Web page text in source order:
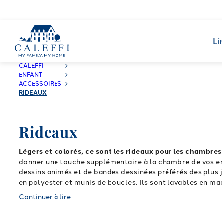
CALEFFI
ENFANT
ACCESSOIRES
RIDEAUX
Rideaux
Légers et colorés, ce sont les rideaux pour les
donner une touche supplémentaire à la chambre de vos
dessins animés et de bandes dessinées préférés des
en polyester et munis de boucles. Ils sont lavables en
certitude d\'avoir choisi pour la chambre de leurs
Continuer à lire